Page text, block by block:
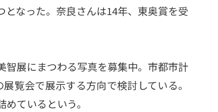
なった。奈良さんは14年、東奥賞を受
展にまつわる写真を募集中。市都市計
覧会で展示する方向で検討している。
ているという。